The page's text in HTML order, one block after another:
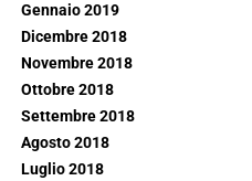
Gennaio 2019
Dicembre 2018
Novembre 2018
Ottobre 2018
Settembre 2018
Agosto 2018
Luglio 2018